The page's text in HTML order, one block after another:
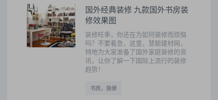
国外经典装修 九款国外书房装
修效果图
装修旺季，你还在为如何装修而烦恼
吗？不要着急，这里，慧聪建材网，
特地为大家准备了国外家庭装修的资
讯，让你了解一下国际上流行的装修
趋势！
书房，装修